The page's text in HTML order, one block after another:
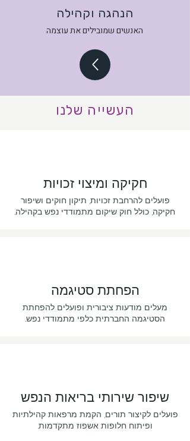
הנהגה וקהילה
האנשים שמובילים את עוצמה
העשייה שלנו
חקיקה ומיצוי זכויות
פועלים להרחבת זכויות, תיקון חוקים ושיפור
חקיקה, כולל חוק שיקום מתמודדי נפש בקהילה.
הפחתת סטיגמה
מעלים מודעות ציבורית ופועלים להפחתת
הסטיגמה החברתית כלפי מתמודדי נפש.
שיפור שירותי בריאות הנפש
פועלים לקיצור תורים, הקמת מרפאות קהילתיות
ופיתוח חלופות אשפוז מתקדמות.